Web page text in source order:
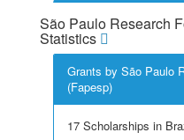
São Paulo Research
Statistics
Grants by São Paulo
(Fapesp)
17 Scholarships in